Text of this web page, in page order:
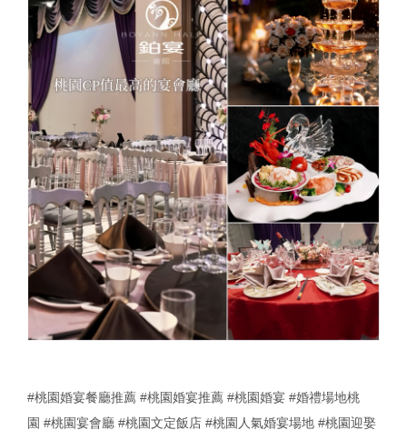
#桃園婚宴餐廳推薦 #桃園婚宴推薦 #桃園婚宴 #婚禮場地桃
園 #桃園宴會廳 #桃園文定飯店 #桃園人氣婚宴場地 #桃園迎娶